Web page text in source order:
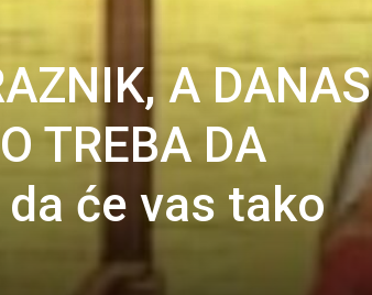
A DANAS
TREBA DA
da će vas tako